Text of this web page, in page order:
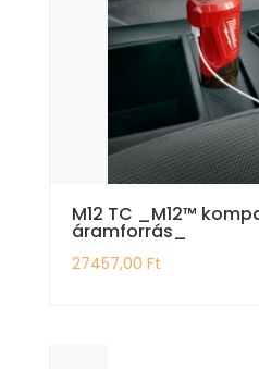
M12 TC _M12™
áramforrás_
27457,00 Ft